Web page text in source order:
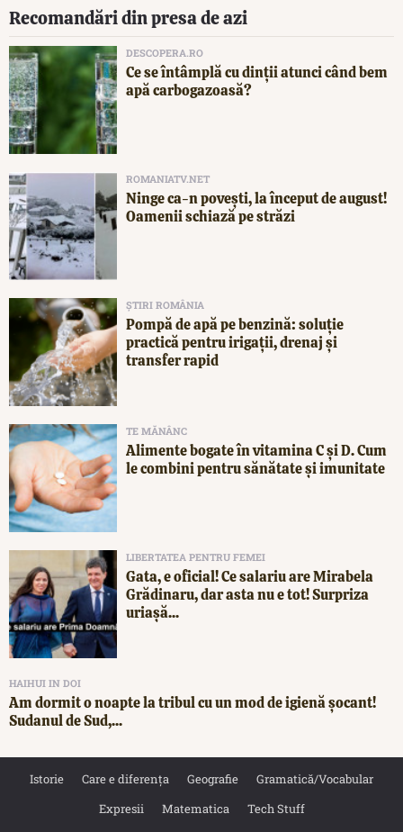
Recomandări din presa de azi
DESCOPERA.RO
Ce se întâmplă cu dinții atunci când bem
apă carbogazoasă?
ROMANIATV.NET
Ninge ca-n povești, la început de august!
Oamenii schiază pe străzi
ȘTIRI ROMÂNIA
Pompă de apă pe benzină: soluție
practică pentru irigații, drenaj și
transfer rapid
TE MĂNÂNC
Alimente bogate în vitamina C și D. Cum
le combini pentru sănătate și imunitate
LIBERTATEA PENTRU FEMEI
Gata, e oficial! Ce salariu are Mirabela
Grădinaru, dar asta nu e tot! Surpriza
uriașă...
HAIHUI IN DOI
Am dormit o noapte la tribul cu un mod de igienă șocant!
Sudanul de Sud,...
Istorie Care e diferența Geografie
Gramatică/Vocabular
Expresii
Matematica Tech Stuff